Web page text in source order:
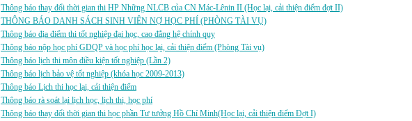
Thông báo thay đổi thời gian thi HP Những NLCB của CN Mác-Lênin II (Học lại, cải thiện điểm đợt II)
THÔNG BÁO DANH SÁCH SINH VIÊN NỢ HỌC PHÍ (PHÒNG TÀI VỤ)
Thông báo địa điểm thi tốt nghiệp đại học, cao đẳng hệ chính quy
Thông báo nộp học phí GDQP và học phí học lại, cải thiện điểm (Phòng Tài vụ)
Thông báo lịch thi môn điều kiện tốt nghiệp (Lần 2)
Thông báo lịch bảo vệ tốt nghiệp (khóa học 2009-2013)
Thông báo Lịch thi học lại, cải thiện điểm
Thông báo rà soát lại lịch học, lịch thi, học phí
Thông báo thay đổi thời gian thi học phần Tư tưởng Hồ Chí Minh(Học lại, cải thiện điểm Đợt I)